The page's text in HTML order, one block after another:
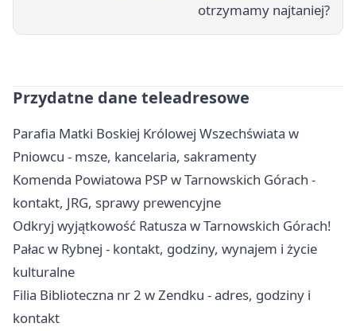
otrzymamy najtaniej?
Przydatne dane teleadresowe
Parafia Matki Boskiej Królowej Wszechświata w
Pniowcu - msze, kancelaria, sakramenty
Komenda Powiatowa PSP w Tarnowskich Górach -
kontakt, JRG, sprawy prewencyjne
Odkryj wyjątkowość Ratusza w Tarnowskich Górach!
Pałac w Rybnej - kontakt, godziny, wynajem i życie
kulturalne
Filia Biblioteczna nr 2 w Zendku - adres, godziny i
kontakt